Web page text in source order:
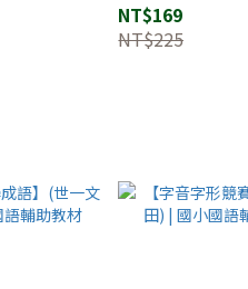
NT$169
NT$225